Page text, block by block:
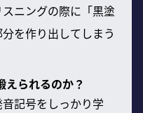
ニングの際に「黒塗
を作り出してしまう
えられるのか？
記号をしっかり学